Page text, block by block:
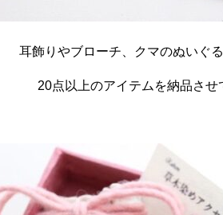
耳飾りやブローチ、クマのぬいぐ
20点以上のアイテムを納品させ